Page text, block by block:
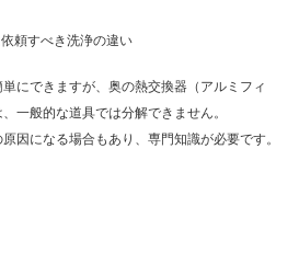
頼すべき洗浄の違い
にできますが、奥の熱交換器（アルミフィ
一般的な道具では分解できません。
因になる場合もあり、専門知識が必要です。